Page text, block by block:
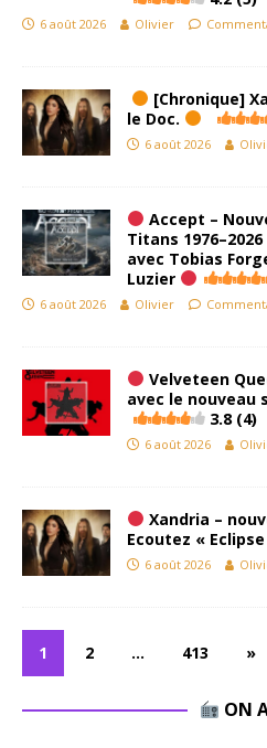
6 août 2026 Olivier
[Chronique]
le Doc.
6 août 2026
Accept –
Titans
avec Tobias
Luzier
6 août 2026 Olivier
Velveteen
avec le nouveau
3.8 (4)
6 août 2026
Xandria –
Ecoutez «
6 août 2026
1 2 … 413 »
ON